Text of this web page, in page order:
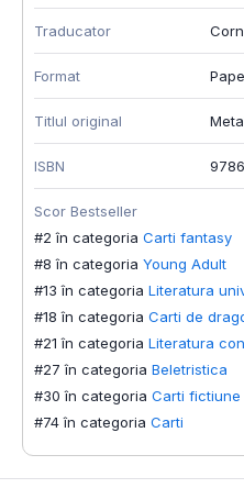
Traducator
Format
Titlul original
ISBN
Scor Bestseller
#2 în categoria Carti fantasy
#8 în categoria Young Adult
#13 în categoria Literatura
#18 în categoria Carti de
#21 în categoria Literatura
#27 în categoria Beletristica
#30 în categoria Carti fictiune
#74 în categoria Carti